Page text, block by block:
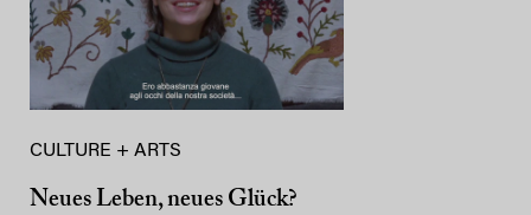
CULTURE + ARTS
Neues Leben, neues Glück?